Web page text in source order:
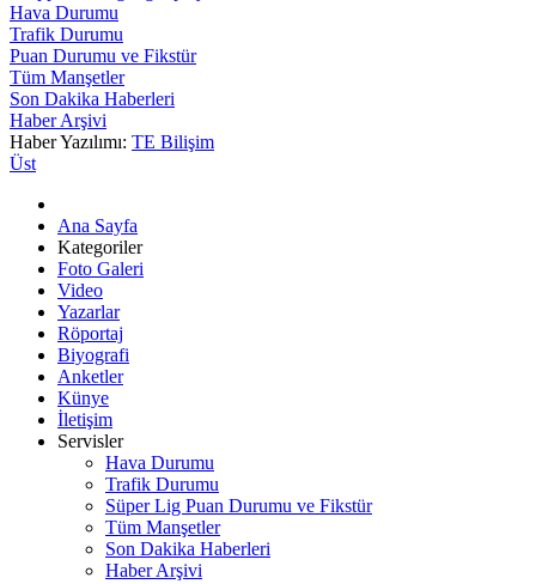
Hava Durumu
Trafik Durumu
Puan Durumu ve Fikstür
Tüm Manşetler
Son Dakika Haberleri
Haber Arşivi
Haber Yazılımı: TE Bilişim
Üst
Ana Sayfa
Kategoriler
Foto Galeri
Video
Yazarlar
Röportaj
Biyografi
Anketler
Künye
İletişim
Servisler
Hava Durumu
Trafik Durumu
Süper Lig Puan Durumu ve Fikstür
Tüm Manşetler
Son Dakika Haberleri
Haber Arşivi